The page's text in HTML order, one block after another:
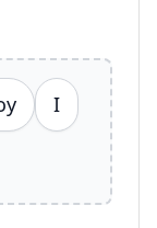
I